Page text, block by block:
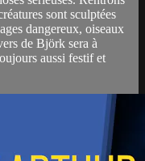
sont sculptées
dangereux, oiseaux
de Björk sera à
aussi festif et